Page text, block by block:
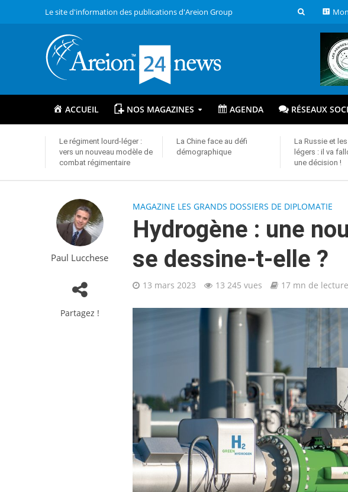
Le site d'information des publications d'Areion Group
ACCUEIL NOS MAGAZINES AGENDA RÉSEAUX
Le régiment lourd-léger :
vers un nouveau modèle de
combat régimentaire
La Chine face au défi
démographique
La Russie et
légers : il va
une décision !
Paul Lucchese
Partagez !
MAGAZINE LES GRANDS DOSSIERS DE DIPLOMATIE
Hydrogène : une
se dessine-t-elle ?
13 mars 2023 13 245 vues 17 mn de lecture